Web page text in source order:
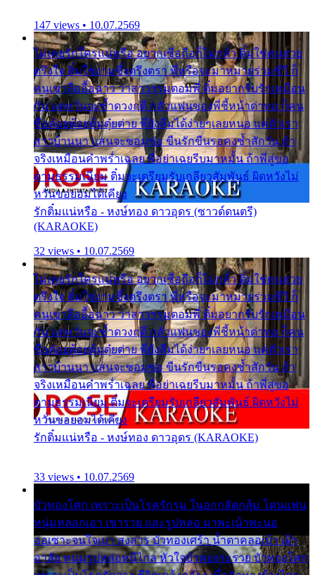
147 views • 10.07.2569
ไม่เคยรักใครแน่หรือ อยากเชื่อถือก็ไม่กล้า ติ๋มใช่คนสวย
ตรึงใจ ติ๋มใช่งามซึ้งตรึงตรา พี่หรือจะมาหมายร่วมชีวี ก็
คนเขาลืออื้อฉาว ว่าสาวๆรุมตอมพี่ ติ๋มอยากรับรักเหมือน
กัน แต่หวั่นจะช้ำดวงฤดี กลัวแฟนของพี่ชี้หน้าด่าทอ ก็คน
ชื่อต๋อยต้อยตุ้มตุ๋ยต่าย พี่ยังลืมได้ง่ายๆเลยหนอ แค่ตัวเรา
สาวบ้านนา แสนจะซอมซ่อ ขืนรักขืนรอคงช้ำสักวัน ถ้า
จริงเหมือนคำพร่ำเฉลย พี่อย่าเฉยรีบมาหมั้น ถ้าพี่สู่ขอ
ตามธรรมเนียม ติ๋มจะเตรียมรับเกลียวสัมพันธ์ ผิดหวังไม่
หวั่นขอยอมได้เคียง
รักติ๋มแน่หรือ - หงษ์ทอง ดาวอุดร (ซาวด์ดนตรี)
(KARAOKE)
32 views • 10.07.2569
ไม่เคยรักใครแน่หรือ อยากเชื่อถือก็ไม่กล้า ติ๋มใช่คนสวย
ตรึงใจ ติ๋มใช่งามซึ้งตรึงตรา พี่หรือจะมาหมายร่วมชีวี ก็
คนเขาลืออื้อฉาว ว่าสาวๆรุมตอมพี่ ติ๋มอยากรับรักเหมือน
กัน แต่หวั่นจะช้ำดวงฤดี กลัวแฟนของพี่ชี้หน้าด่าทอ ก็คน
ชื่อต๋อยต้อยตุ้มตุ๋ยต่าย พี่ยังลืมได้ง่ายๆเลยหนอ แค่ตัวเรา
สาวบ้านนา แสนจะซอมซ่อ ขืนรักขืนรอคงช้ำสักวัน ถ้า
จริงเหมือนคำพร่ำเฉลย พี่อย่าเฉยรีบมาหมั้น ถ้าพี่สู่ขอ
ตามธรรมเนียม ติ๋มจะเตรียมรับเกลียวสัมพันธ์ ผิดหวังไม่
หวั่นขอยอมได้เคียง
รักติ๋มแน่หรือ - หงษ์ทอง ดาวอุดร (KARAOKE)
33 views • 10.07.2569
บัวทองโศก เพราะเป็นโรครักรุม ในอกกลัดกลุ้ม โดนแฟน
หนุ่มหลอกเอา เขารวย และรูปหล่อ มาพะเน้าพะนอ
ออเซาะจนใจเบา สงสาร บัวทองเศร้า น้ำตาคลอเบ้า เฝ้า
อาลัย หนุ่มรูปหล่อหนีไกล หัวใจบัวทองระรวย บัวทองโศก